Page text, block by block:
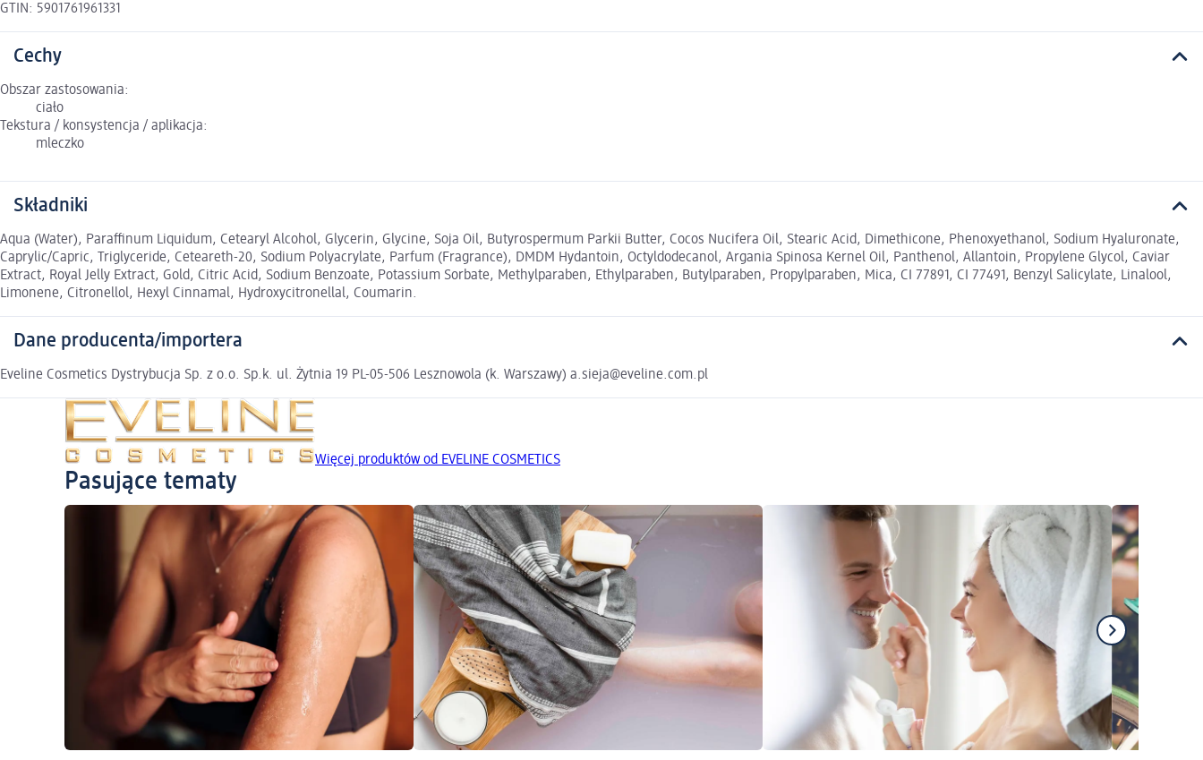
GTIN: 5901761961331
Cechy
Obszar zastosowania:
ciało
Tekstura / konsystencja / aplikacja:
mleczko
Składniki
Aqua (Water), Paraffinum Liquidum, Cetearyl Alcohol, Glycerin, Glycine, Soja Oil, Butyrospermum Parkii Butter, Cocos Nucifera Oil, Stearic Acid, Dimethicone, Phenoxyethanol, Sodium Hyaluronate,
Caprylic/Capric, Triglyceride, Ceteareth-20, Sodium Polyacrylate, Parfum (Fragrance), DMDM Hydantoin, Octyldodecanol, Argania Spinosa Kernel Oil, Panthenol, Allantoin, Propylene Glycol, Caviar
Extract, Royal Jelly Extract, Gold, Citric Acid, Sodium Benzoate, Potassium Sorbate, Methylparaben, Ethylparaben, Butylparaben, Propylparaben, Mica, CI 77891, CI 77491, Benzyl Salicylate, Linalool,
Limonene, Citronellol, Hexyl Cinnamal, Hydroxycitronellal, Coumarin.
Dane producenta/importera
Eveline Cosmetics Dystrybucja Sp. z o.o. Sp.k. ul. Żytnia 19 PL-05-506 Lesznowola (k. Warszawy) a.sieja@eveline.com.pl
Więcej produktów od EVELINE COSMETICS
Pasujące tematy